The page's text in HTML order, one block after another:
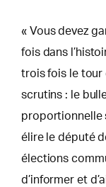
« Vous devez
fois dans
trois fois le tour
scrutins : le
proportionnelle
élire le député
élections
d’informer et